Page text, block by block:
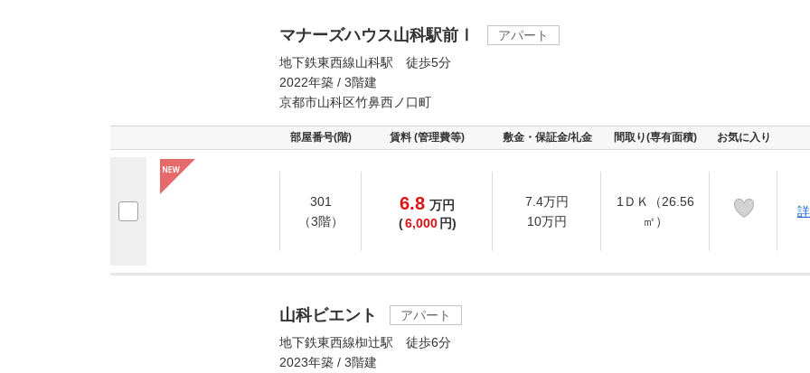
マナーズハウス山科駅前Ⅰ
アパート
地下鉄東西線山科駅 徒歩5分
2022年築 / 3階建
京都市山科区竹鼻西ノ口町
部屋番号(階) 賃料 (管理費等) 敷金・保証金/礼金 間取り(専有面積) お気に入り
301
（3階）
6.8 万円
(6,000 円)
7.4万円
10万円
1ＤＫ（26.56
㎡）
山科ビエント
アパート
地下鉄東西線椥辻駅 徒歩6分
2023年築 / 3階建